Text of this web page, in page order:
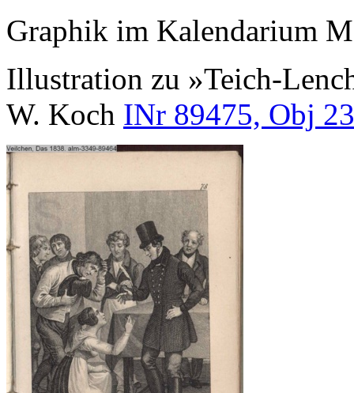
Graphik im Kalendarium
Illustration zu »Teich-
W. Koch INr 89475, Obj 23